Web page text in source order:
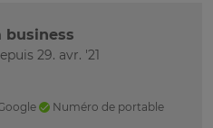
business
29. avr. '21
Numéro de portable